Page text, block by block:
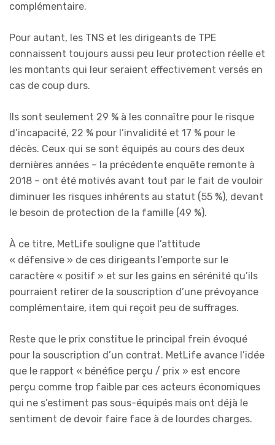
complémentaire.
Pour autant, les TNS et les dirigeants de TPE
connaissent toujours aussi peu leur protection réelle et
les montants qui leur seraient effectivement versés en
cas de coup durs.
Ils sont seulement 29 % à les connaître pour le risque
d’incapacité, 22 % pour l’invalidité et 17 % pour le
décès. Ceux qui se sont équipés au cours des deux
dernières années – la précédente enquête remonte à
2018 – ont été motivés avant tout par le fait de vouloir
diminuer les risques inhérents au statut (55 %), devant
le besoin de protection de la famille (49 %).
À ce titre, MetLife souligne que l’attitude
« défensive » de ces dirigeants l’emporte sur le
caractère « positif » et sur les gains en sérénité qu’ils
pourraient retirer de la souscription d’une prévoyance
complémentaire, item qui reçoit peu de suffrages.
Reste que le prix constitue le principal frein évoqué
pour la souscription d’un contrat. MetLife avance l’idée
que le rapport « bénéfice perçu / prix » est encore
perçu comme trop faible par ces acteurs économiques
qui ne s’estiment pas sous-équipés mais ont déjà le
sentiment de devoir faire face à de lourdes charges.